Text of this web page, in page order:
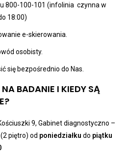
800-100-101 (infolinia czynna w
18:00)
e-skierowania.
osobisty.
się bezpośrednio do Nas.
BADANIE I KIEDY SĄ
9, Gabinet diagnostyczno –
piętro) od poniedziałku do piątku